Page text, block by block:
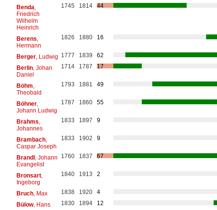
Benda
Friedrich
Wilhelm
Heinrich
1745 1814 44
Berens
Hermann
1826 1880 16
Berger, Ludwig 1777 1839
62
Berlin, Johan
Daniel
1714 1787 17
Böhm
Theobald
1793 1881 49
Böhner,
Johann Ludwig
1787 1860 55
Brahms
Johannes
1833 1897 9
Brambach,
Caspar Joseph
1833 1902 9
Brandl, Johann
Evangelist
1760 1837 67
Bronsart,
Ingeborg
1840 1913 2
Bruch, Max 1838 1920
4
Bülow, Hans 1830 1894
12